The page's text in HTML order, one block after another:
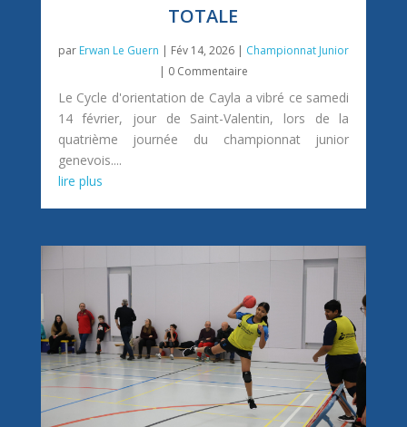
TOTALE
par Erwan Le Guern | Fév 14, 2026| Championnat Junior
| 0 Commentaire
Le Cycle d'orientation de Cayla a vibré ce samedi
14 février, jour de Saint-Valentin, lors de la
quatrième journée du championnat junior
genevois....
lire plus